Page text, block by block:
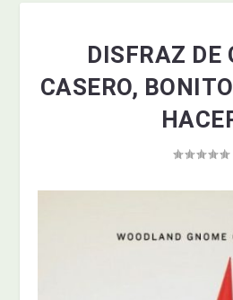
DISFRAZ DE
CASERO,